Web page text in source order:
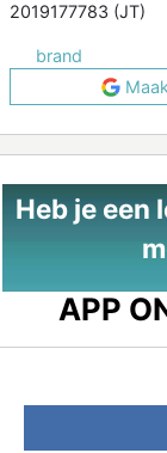
2019177783 (JT)
brand
Maak
Heb je een
APP